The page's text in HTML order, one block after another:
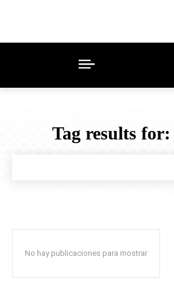
Tag results for:
No hay publicaciones para mostrar